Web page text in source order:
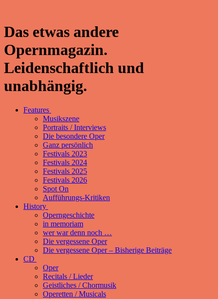
Das etwas andere
Opernmagazin.
Leidenschaftlich und
unabhängig.
Features
Musikszene
Portraits / Interviews
Die besondere Oper
Ganz persönlich
Festivals 2023
Festivals 2024
Festivals 2025
Festivals 2026
Spot On
Aufführungs-Kritiken
History
Operngeschichte
in memoriam
wer war denn noch …
Die vergessene Oper
Die vergessene Oper – Bisherige Beiträge
CD
Oper
Recitals / Lieder
Geistliches / Chormusik
Operetten / Musicals